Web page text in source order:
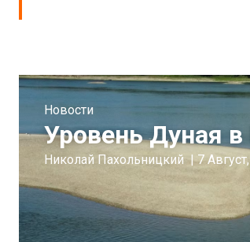
Новости
Уровень Дуная в
Николай Пахольницкий | 7